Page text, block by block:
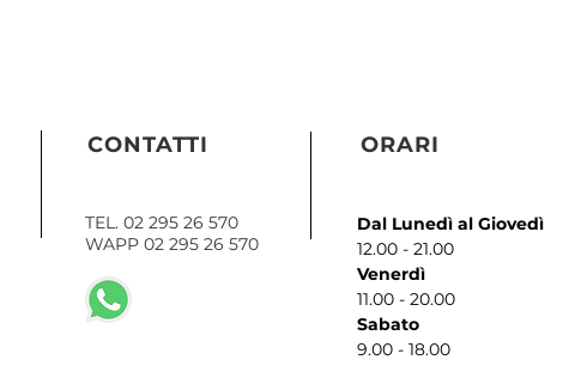
CONTATTI
TEL. 02 295 26 570
WAPP 02 295 26 570
ORARI
Dal Lunedì al Giovedì
12.00 - 21.00
Venerdì
11.00 - 20.00
Sabato
9.00 - 18.00